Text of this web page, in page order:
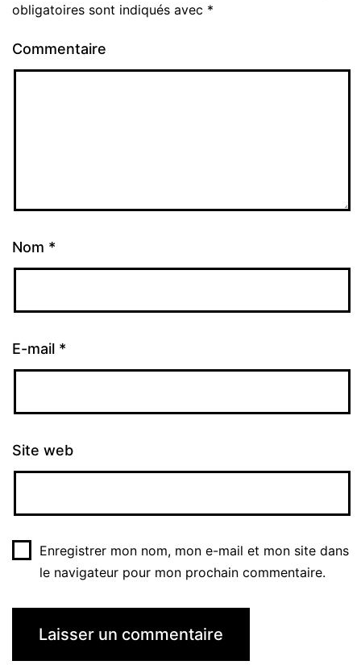
obligatoires sont indiqués avec *
Commentaire
Nom *
E-mail *
Site web
Enregistrer mon nom, mon e-mail et mon site dans
le navigateur pour mon prochain commentaire.